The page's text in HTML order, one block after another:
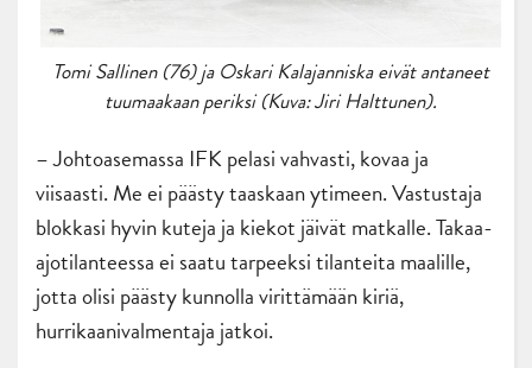
Tomi Sallinen (76) ja Oskari Kalajanniska eivät antaneet
tuumaakaan periksi (Kuva: Jiri Halttunen).
– Johtoasemassa IFK pelasi vahvasti, kovaa ja
viisaasti. Me ei päästy taaskaan ytimeen. Vastustaja
blokkasi hyvin kuteja ja kiekot jäivät matkalle. Takaa-
ajotilanteessa ei saatu tarpeeksi tilanteita maalille,
jotta olisi päästy kunnolla virittämään kiriä,
hurrikaanivalmentaja jatkoi.